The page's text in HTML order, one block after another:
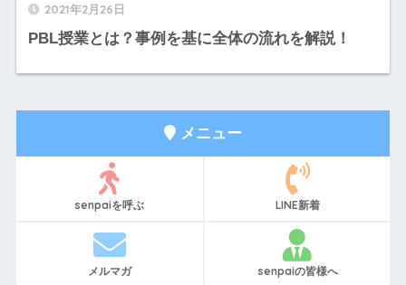
2021年2月26日
PBL授業とは？事例を基に全体の流れを解説！
メニュー
senpaiを呼ぶ LINE新着
メルマガ senpaiの皆様へ